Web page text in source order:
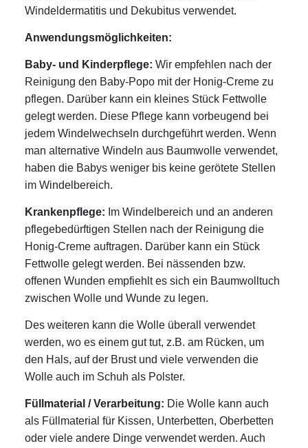
Windeldermatitis und Dekubitus verwendet.
Anwendungsmöglichkeiten:
Baby- und Kinderpflege: Wir empfehlen nach der
Reinigung den Baby-Popo mit der Honig-Creme zu
pflegen. Darüber kann ein kleines Stück Fettwolle
gelegt werden. Diese Pflege kann vorbeugend bei
jedem Windelwechseln durchgeführt werden. Wenn
man alternative Windeln aus Baumwolle verwendet,
haben die Babys weniger bis keine gerötete Stellen
im Windelbereich.
Krankenpflege: Im Windelbereich und an anderen
pflegebedürftigen Stellen nach der Reinigung die
Honig-Creme auftragen. Darüber kann ein Stück
Fettwolle gelegt werden. Bei nässenden bzw.
offenen Wunden empfiehlt es sich ein Baumwolltuch
zwischen Wolle und Wunde zu legen.
Des weiteren kann die Wolle überall verwendet
werden, wo es einem gut tut, z.B. am Rücken, um
den Hals, auf der Brust und viele verwenden die
Wolle auch im Schuh als Polster.
Füllmaterial / Verarbeitung: Die Wolle kann auch
als Füllmaterial für Kissen, Unterbetten, Oberbetten
oder viele andere Dinge verwendet werden. Auch